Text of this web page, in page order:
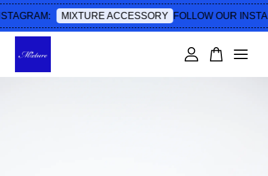
MIXTURE ACCESSORY FOLLOW OUR
您的購物車目前還是空的。